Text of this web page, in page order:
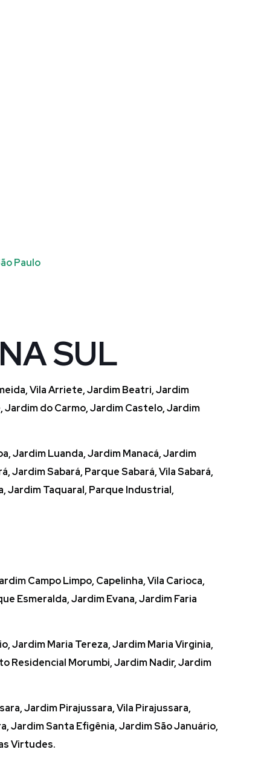
SUL
Vila Arriete, Jardim Beatri, Jardim
Jardim do Carmo, Jardim Castelo, Jardim
Jardim Luanda, Jardim Manacá, Jardim
Jardim Sabará, Parque Sabará, Vila Sabará,
Jardim Taquaral, Parque Industrial,
Campo Limpo, Capelinha, Vila Carioca,
Esmeralda, Jardim Evana, Jardim Faria
Jardim Maria Tereza, Jardim Maria Virginia,
Residencial Morumbi, Jardim Nadir, Jardim
Jardim Pirajussara, Vila Pirajussara,
Jardim Santa Efigênia, Jardim São Januário,
Virtudes.